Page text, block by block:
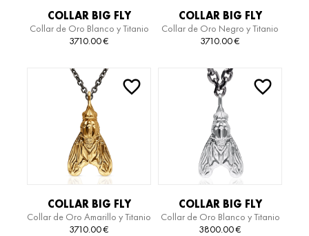
COLLAR BIG FLY
Collar de Oro Blanco y Titanio
3710.00€
COLLAR BIG FLY
Collar de Oro Negro y Titanio
3710.00€
COLLAR BIG FLY
Collar de Oro Amarillo y Titanio
3710.00€
COLLAR BIG FLY
Collar de Oro Blanco y Titanio
3800.00€